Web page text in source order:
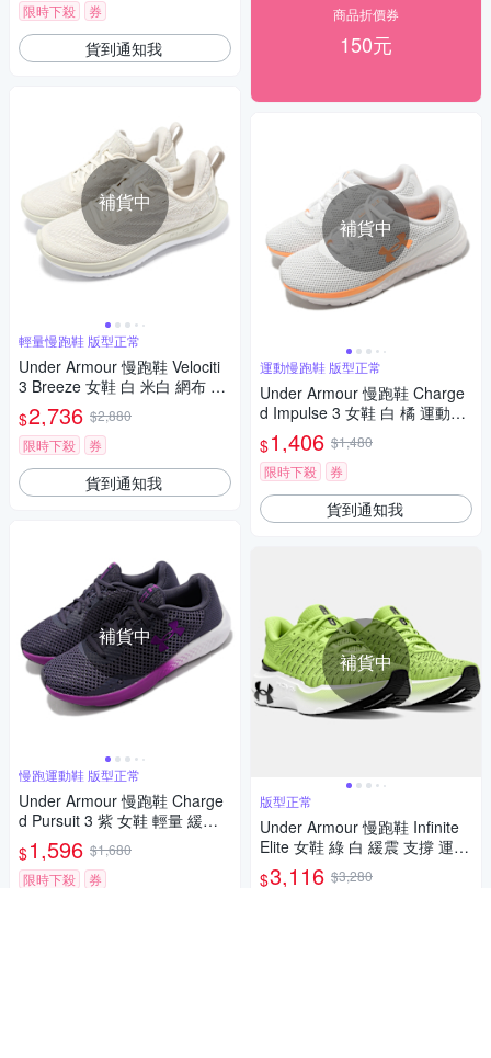
限時下殺
券
貨到通知我
補貨中
輕量慢跑鞋 版型正常
Under Armour 慢跑鞋 Velociti
3 Breeze 女鞋 白 米白 網布 輕
量 緩衝 運動鞋 UA 302752130
1
$2,736 $2,880
限時下殺
券
貨到通知我
補貨中
慢跑運動鞋 版型正常
Under Armour 慢跑鞋 Charge
d Pursuit 3 紫 女鞋 輕量 緩震
路跑 運動鞋 UA 3024889500
$1,596 $1,680
限時下殺
券
商品折價券
150元
補貨中
運動慢跑鞋 版型正常
Under Armour 慢跑鞋 Charge
d Impulse 3 女鞋 白 橘 運動鞋
緩震 路跑 UA 3025427100
$1,406 $1,480
限時下殺
券
貨到通知我
補貨中
版型正常
Under Armour 慢跑鞋 Infinite
Elite 女鞋 綠 白 緩震 支撐 運動
鞋 UA 3027199301
$3,116 $3,280